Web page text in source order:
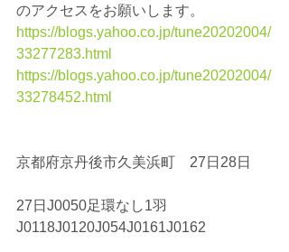
のアクセスをお願いします。
https://blogs.yahoo.co.jp/tune20202004/
33277283.html
https://blogs.yahoo.co.jp/tune20202004/
33278452.html
京都府京丹後市久美浜町　27日28日
27日J0050足環なし1羽
J0118J0120J054J0161J0162